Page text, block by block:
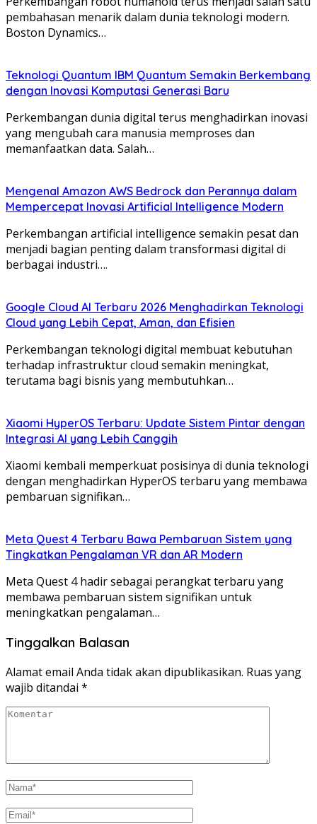
pembahasan menarik dalam dunia teknologi modern.
Boston Dynamics…
Teknologi Quantum IBM Quantum Semakin Berkembang
dengan Inovasi Komputasi Generasi Baru
Perkembangan dunia digital terus menghadirkan inovasi
yang mengubah cara manusia memproses dan
memanfaatkan data. Salah…
Mengenal Amazon AWS Bedrock dan Perannya dalam
Mempercepat Inovasi Artificial Intelligence Modern
Perkembangan artificial intelligence semakin pesat dan
menjadi bagian penting dalam transformasi digital di
berbagai industri….
Google Cloud AI Terbaru 2026 Menghadirkan Teknologi
Cloud yang Lebih Cepat, Aman, dan Efisien
Perkembangan teknologi digital membuat kebutuhan
terhadap infrastruktur cloud semakin meningkat,
terutama bagi bisnis yang membutuhkan…
Xiaomi HyperOS Terbaru: Update Sistem Pintar dengan
Integrasi AI yang Lebih Canggih
Xiaomi kembali memperkuat posisinya di dunia teknologi
dengan menghadirkan HyperOS terbaru yang membawa
pembaruan signifikan…
Meta Quest 4 Terbaru Bawa Pembaruan Sistem yang
Tingkatkan Pengalaman VR dan AR Modern
Meta Quest 4 hadir sebagai perangkat terbaru yang
membawa pembaruan sistem signifikan untuk
meningkatkan pengalaman…
Tinggalkan Balasan
Alamat email Anda tidak akan dipublikasikan. Ruas yang
wajib ditandai *